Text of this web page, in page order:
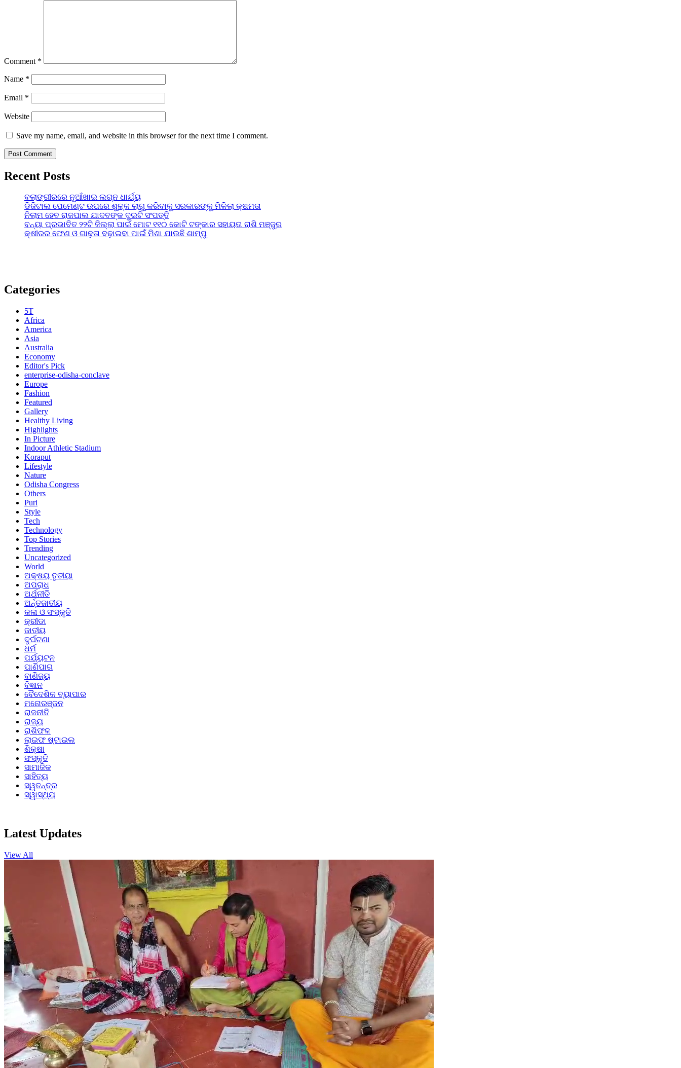
Comment *
Name *
Email *
Website
Save my name, email, and website in this browser for the next time I comment.
Recent Posts
ବଲାଙ୍ଗୀରରେ ନୂଆଁଖାଇ ଲଗ୍ନ ଧାର୍ଯ୍ୟ
ଡିଜିଟାଲ ପେମେଣ୍ଟ ଉପରେ ଶୁଳ୍କ ଲାଗୁ କରିବାକୁ ସରକାରଙ୍କୁ ମିଳିଲା କ୍ଷମତା
ନିଲାମ ହେବ ରାଜପାଲ ଯାଦବଙ୍କ ଦୁଇଟି ସଂପତ୍ତି
ବନ୍ୟା ପ୍ରଭାବିତ ୨୨ଟି ଜିଲ୍ଲା ପାଇଁ ମୋଟ ୧୧୦ କୋଟି ଟଙ୍କାର ସହାୟତା ରାଶି ମଞ୍ଜୁର
କ୍ଷୀରର ଫେଣ ଓ ଗାଢ଼ତା ବଢ଼ାଇବା ପାଇଁ ମିଶା ଯାଉଛି ଶାମ୍ପୁ
Categories
5T
Africa
America
Asia
Australia
Economy
Editor's Pick
enterprise-odisha-conclave
Europe
Fashion
Featured
Gallery
Healthy Living
Highlights
In Picture
Indoor Athletic Stadium
Koraput
Lifestyle
Nature
Odisha Congress
Others
Puri
Style
Tech
Technology
Top Stories
Trending
Uncategorized
World
ଅକ୍ଷୟ ତୃତୀୟା
ଅପରାଧ
ଅର୍ଥନୀତି
ଅର୍ନ୍ତଜାତୀୟ
କଳା ଓ ସଂସ୍କୃତି
କ୍ରୀଡା
ଜାତୀୟ
ଦୁର୍ଘଟଣା
ଧର୍ମ
ପର୍ଯ୍ୟଟନ
ପାଣିପାଗ
ବାଣିଜ୍ୟ
ବିଜ୍ଞାନ
ବୈଦେଶିକ ବ୍ୟାପାର
ମନୋରଞ୍ଜନ
ରାଜନୀତି
ରାଜ୍ୟ
ରାଶିଫଳ
ଲାଇଫ ଷ୍ଟାଇଲ
ଶିକ୍ଷା
ସଂସ୍କୃତି
ସାମାଜିକ
ସାହିତ୍ୟ
ସ୍ୱତନ୍ତ୍ର
ସ୍ୱାସ୍ଥ୍ୟ
Latest Updates
View All